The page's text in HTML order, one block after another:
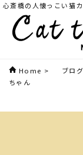
心斎橋の人懐っこい猫
Home > ブログ
ちゃん